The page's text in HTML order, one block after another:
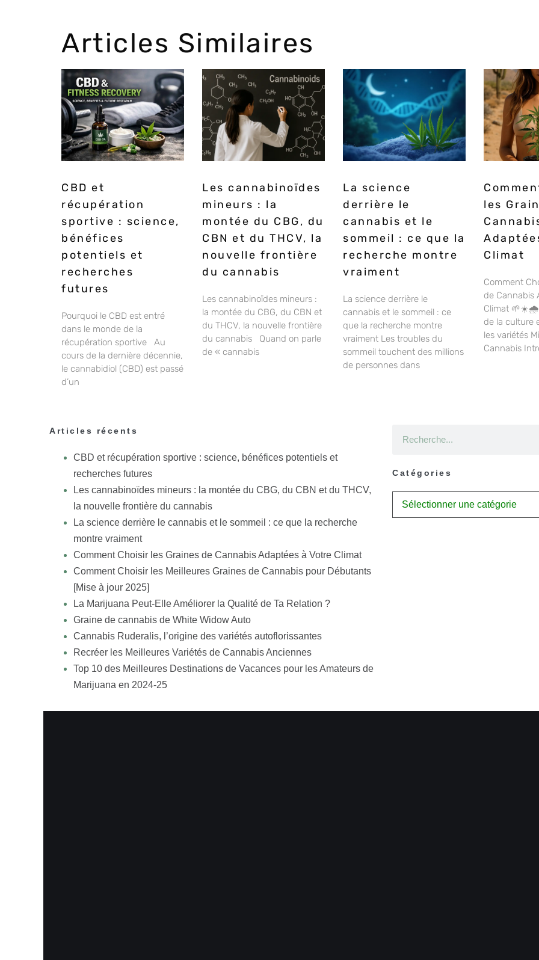
Articles Similaires
CBD et
récupération
sportive : science,
bénéfices
potentiels et
recherches
futures
Pourquoi le CBD est entré
dans le monde de la
récupération sportive Au
cours de la dernière décennie,
le cannabidiol (CBD) est passé
d’un
Les cannabinoïdes
mineurs : la
montée du CBG, du
CBN et du THCV, la
nouvelle frontière
du cannabis
Les cannabinoïdes mineurs :
la montée du CBG, du CBN et
du THCV, la nouvelle frontière
du cannabis Quand on parle
de « cannabis
La science
derrière le
cannabis et le
sommeil : ce que la
recherche montre
vraiment
La science derrière le
cannabis et le sommeil : ce
que la recherche montre
vraiment Les troubles du
sommeil touchent des millions
de personnes dans
les
Climat
Comment
de Cannabis
Climat
de la culture
les variétés
Cannabis
Articles récents
CBD et récupération sportive : science, bénéfices potentiels et
recherches futures
Les cannabinoïdes mineurs : la montée du CBG, du CBN et du THCV,
la nouvelle frontière du cannabis
La science derrière le cannabis et le sommeil : ce que la recherche
montre vraiment
Comment Choisir les Graines de Cannabis Adaptées à Votre Climat
Comment Choisir les Meilleures Graines de Cannabis pour Débutants
[Mise à jour 2025]
La Marijuana Peut-Elle Améliorer la Qualité de Ta Relation ?
Graine de cannabis de White Widow Auto
Cannabis Ruderalis, l’origine des variétés autoflorissantes
Recréer les Meilleures Variétés de Cannabis Anciennes
Top 10 des Meilleures Destinations de Vacances pour les Amateurs de
Marijuana en 2024-25
Catégories